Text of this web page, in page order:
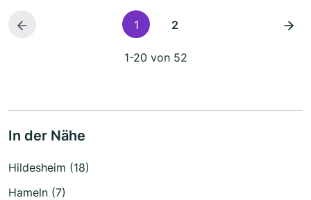
1 2
1-20 von 52
In der Nähe
Hildesheim (18)
Hameln (7)